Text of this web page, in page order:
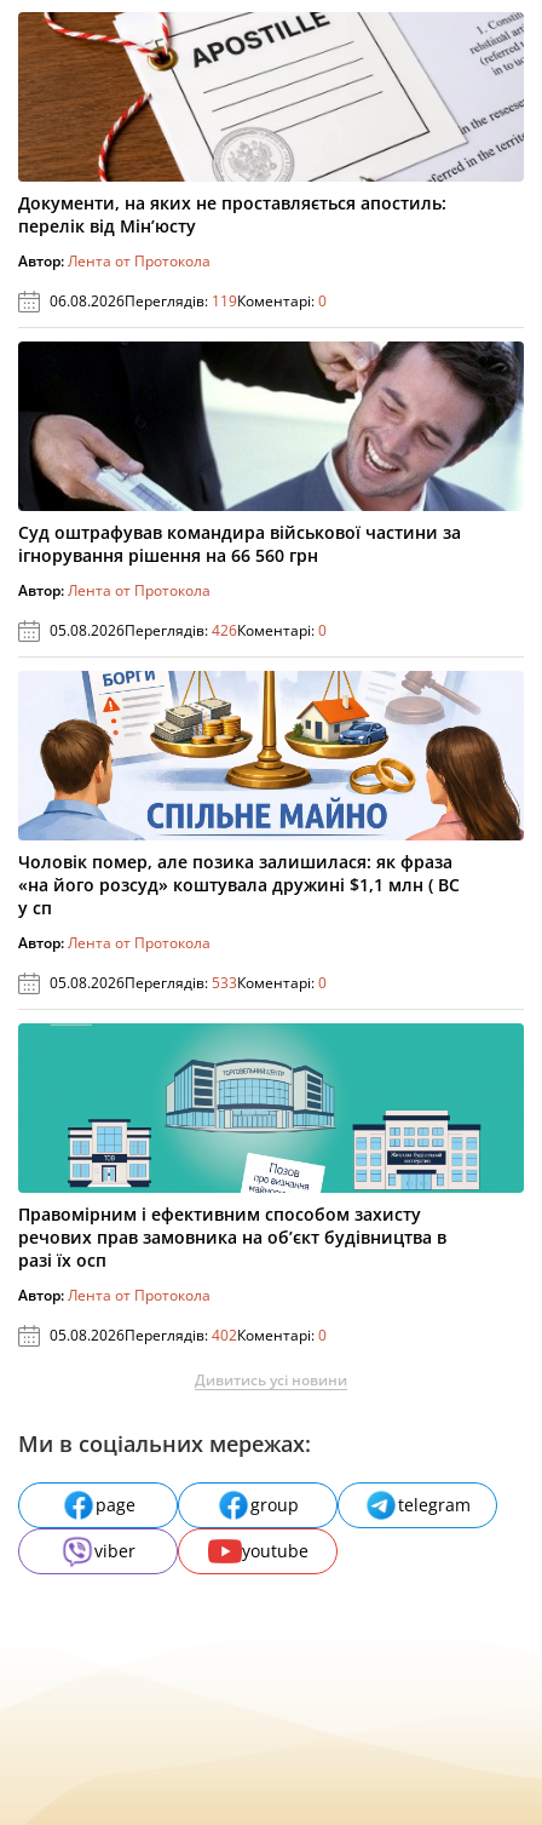
Документи, на яких не проставляється апостиль:
перелік від Мін’юсту
Автор:Лента от Протокола
06.08.2026Переглядів: 119Коментарі:0
Суд оштрафував командира військової частини за
ігнорування рішення на 66 560 грн
Автор:Лента от Протокола
05.08.2026Переглядів:426Коментарі:0
Чоловік помер, але позика залишилася: як фраза
«на його розсуд» коштувала дружині $1,1 млн ( ВС
у сп
Автор:Лента от Протокола
05.08.2026Переглядів:533Коментарі:0
Правомірним і ефективним способом захисту
речових прав замовника на об’єкт будівництва в
разі їх осп
Автор:Лента от Протокола
05.08.2026Переглядів:402Коментарі:0
Дивитись усі новини
Ми в соціальних мережах:
page group
telegram
viber
youtube